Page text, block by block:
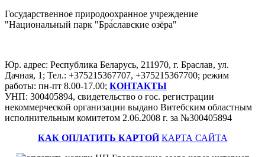
Государственное природоохранное учреждение
"Национальный парк "Бра́славские озёра"
Юр. адрес: Республика Беларусь, 211970, г. Браслав, ул.
Дачная, 1; Тел.: +375215367707, +375215367700; режим
работы: пн-пт 8.00-17.00; КОНТАКТЫ
УНП: 300405894, свидетельство о гос. регистрации
некоммерческой организации выдано Витебским областным
исполнительным комитетом 2.06.2008 г. за №300405894
КАК ОПЛАТИТЬ КАРТОЙ КАРТА САЙТА